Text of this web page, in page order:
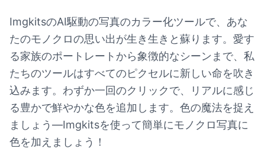
ImgkitsのAI駆動の写真のカラー化ツールで、あな
たのモノクロの思い出が生き生きと蘇ります。愛す
る家族のポートレートから象徴的なシーンまで、私
たちのツールはすべてのピクセルに新しい命を吹き
込みます。わずか一回のクリックで、リアルに感じ
る豊かで鮮やかな色を追加します。色の魔法を捉え
ましょう—Imgkitsを使って簡単にモノクロ写真に
色を加えましょう！